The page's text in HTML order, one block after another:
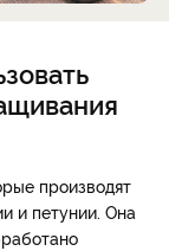
производят
и петунии. Она